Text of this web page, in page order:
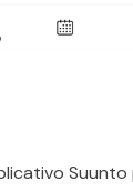
Suunto